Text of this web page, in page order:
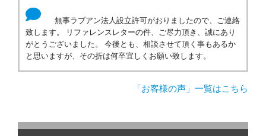
無事ラブアン法人設立許可がおりましたので、ご連絡
致します。 リファレンスレターの件、ご尽力頂き、誠にあり
がとうございました。 今後とも、相談させて頂く事もあるか
と思いますが、その折は何卒宜しくお願い致します。
「お客様の声」一覧はこちら